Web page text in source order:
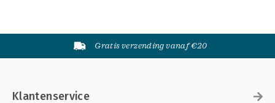
Gratis verzending vanaf €20
Klantenservice